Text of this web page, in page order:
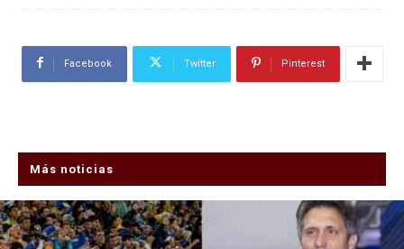
Facebook Twitter Pinterest
Más noticias